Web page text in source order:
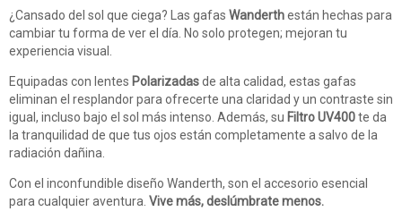
¿Cansado del sol que ciega? Las gafas Wanderthestán hechas para
cambiar tu forma de ver el día. No solo protegen; mejoran tu
experiencia visual.
Equipadas con lentes Polarizadasde alta calidad, estas gafas
eliminan el resplandor para ofrecerte una claridad y un contraste sin
igual, incluso bajo el sol más intenso. Además, su Filtro UV400te da
la tranquilidad de que tus ojos están completamente a salvo de la
radiación dañina.
Con el inconfundible diseño Wanderth, son el accesorio esencial
para cualquier aventura. Vive más, deslúmbrate menos.